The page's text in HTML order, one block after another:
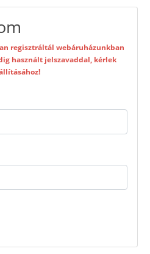
regisztráltál webáruházunkban
használt jelszavaddal, kérlek